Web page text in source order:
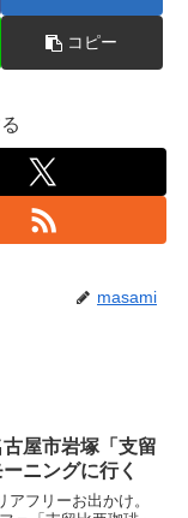
コピー
masami
屋市岩塚「支留
ニングに行く
フリーお出かけ。